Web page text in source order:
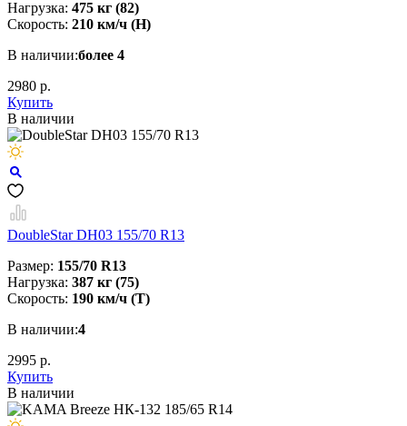
Нагрузка: 475 кг (82)
Скорость: 210 км/ч (Н)
В наличии:более 4
2980 р.
Купить
В наличии
DoubleStar DH03 155/70 R13
Размер: 155/70 R13
Нагрузка: 387 кг (75)
Скорость: 190 км/ч (T)
В наличии:4
2995 р.
Купить
В наличии